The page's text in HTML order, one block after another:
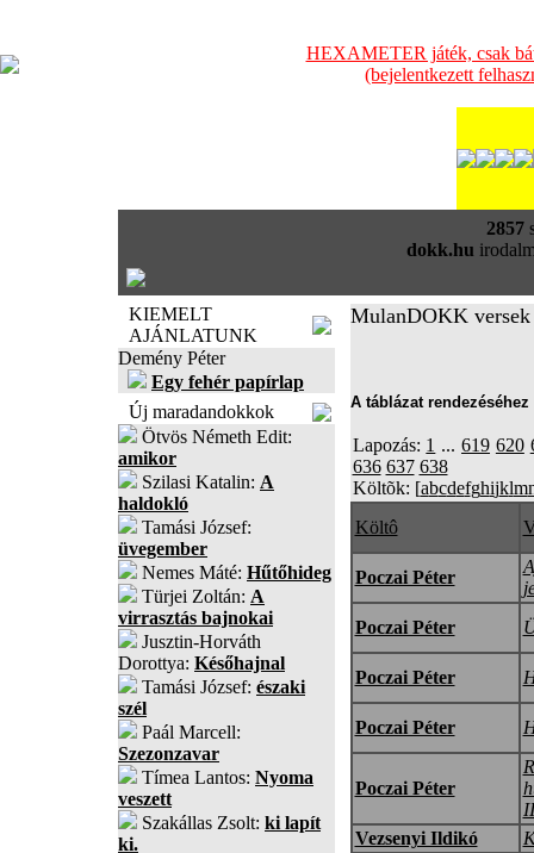
HEXAMETER játék, csak
(bejelentkezett
2857
dokk.hu
KIEMELT
AJÁNLATUNK
Demény Péter
Egy fehér papírlap
Új maradandokkok
Ötvös Németh Edit:
amikor
Szilasi Katalin: A
haldokló
Tamási József:
üvegember
Nemes Máté: Hűtőhideg
Türjei Zoltán: A
virrasztás bajnokai
Jusztin-Horváth
Dorottya: Későhajnal
Tamási József: északi
szél
Paál Marcell:
Szezonzavar
Tímea Lantos: Nyoma
veszett
Szakállas Zsolt: ki lapít
ki.
MulanDOKK versek
A táblázat
Lapozás: 1 ...619 620
636 637 638
Költõk: [abcdefghijklm
Költô
Poczai Péter
Poczai Péter
Poczai Péter
Poczai Péter
Poczai Péter
Vezsenyi Ildikó